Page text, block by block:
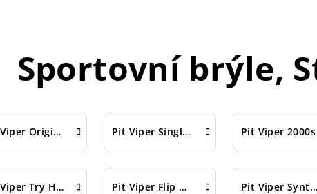
Sportovní brýle,
Pit Viper Original 2.0 Pit Viper Single Wide Pit Viper 2000s
Pit Viper Try Hard Pit Viper Flip Offs Pit Viper Synthesizer